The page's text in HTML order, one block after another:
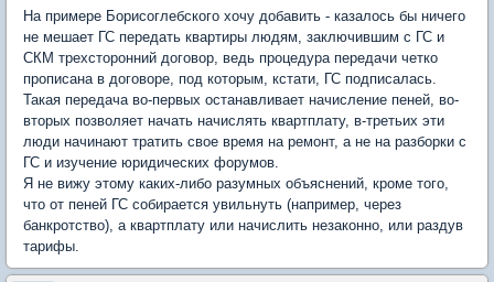
На примере Борисоглебского хочу добавить - казалось бы ничего
не мешает ГС передать квартиры людям, заключившим с ГС и
СКМ трехсторонний договор, ведь процедура передачи четко
прописана в договоре, под которым, кстати, ГС подписалась.
Такая передача во-первых останавливает начисление пеней, во-
вторых позволяет начать начислять квартплату, в-третьих эти
люди начинают тратить свое время на ремонт, а не на разборки с
ГС и изучение юридических форумов.
Я не вижу этому каких-либо разумных объяснений, кроме того,
что от пеней ГС собирается увильнуть (например, через
банкротство), а квартплату или начислить незаконно, или раздув
тарифы.